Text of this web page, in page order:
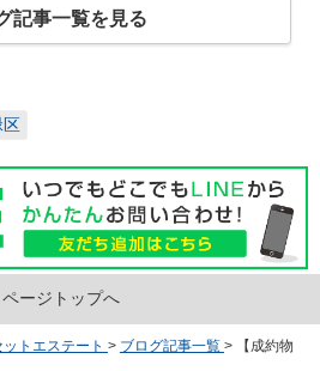
記事一覧を見る
区
ページトップへ
トエステート > ブログ記事一覧 >
【成約物